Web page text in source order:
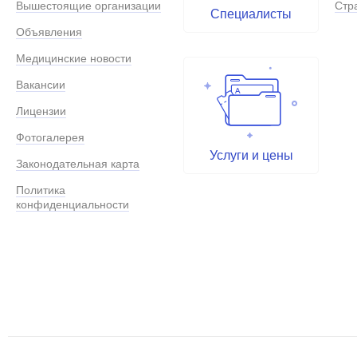
Вышестоящие организации
Объявления
Медицинские новости
Вакансии
Лицензии
Фотогалерея
Законодательная карта
Политика
конфиденциальности
Специалисты
Услуги и цены